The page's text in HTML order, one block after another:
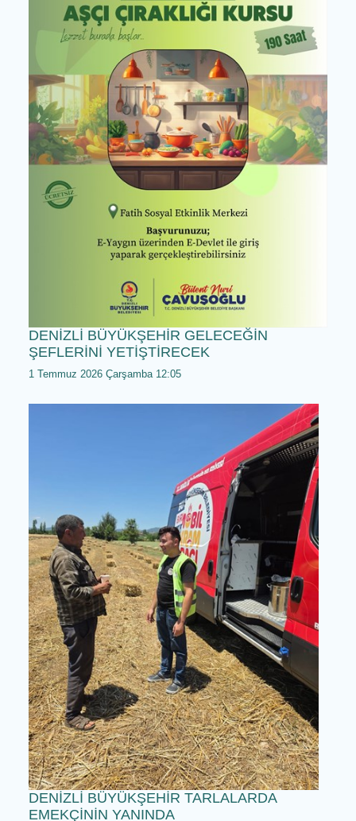
BÜYÜKŞEHİR DESKİ’DEN ŞEMİKLER’E 61
MİLYONLUK ALTYAPI HAMLESİ
2 Temmuz 2026 Perşembe 09:05
DENİZLİ BÜYÜKŞEHİR GELECEĞİN
ŞEFLERİNİ YETİŞTİRECEK
1 Temmuz 2026 Çarşamba 12:05